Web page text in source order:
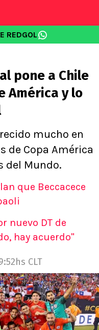
REDGOL
pone a Chile
América y lo
mucho en
de Copa América
del Mundo.
que Beccacece
nuevo DT de
hay acuerdo"
CLT